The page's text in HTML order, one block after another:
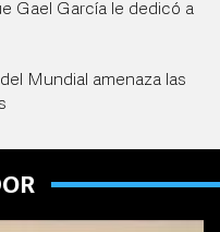
Gael García le dedicó a
Mundial amenaza las